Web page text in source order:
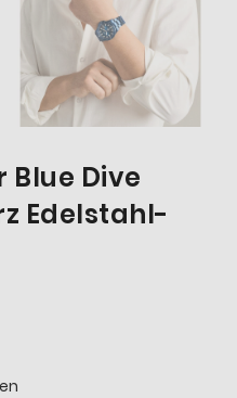
Blue Dive
Edelstahl-